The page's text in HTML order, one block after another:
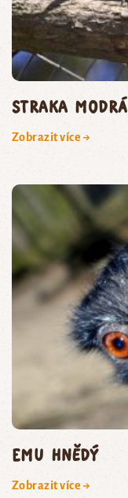
straka modrá
Zobrazit více →
emu hnědý
Zobrazit více →